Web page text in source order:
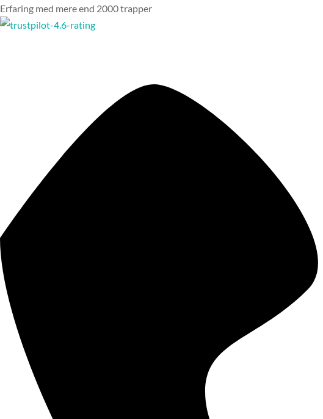
Erfaring med mere end 2000 trapper